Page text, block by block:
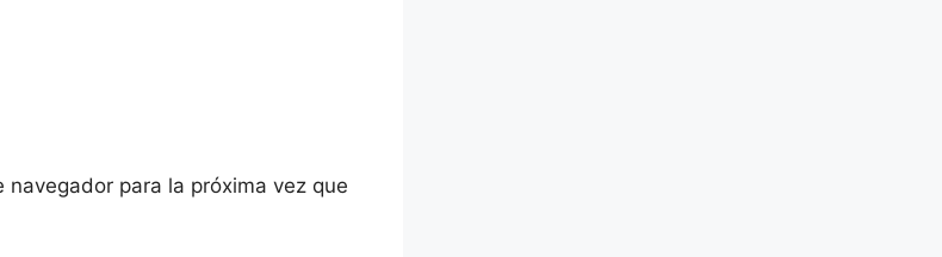
para la próxima vez que